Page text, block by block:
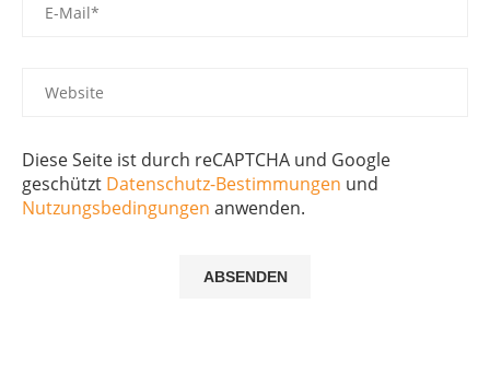
Diese Seite ist durch reCAPTCHA und Google
geschützt Datenschutz-Bestimmungen und
Nutzungsbedingungen anwenden.